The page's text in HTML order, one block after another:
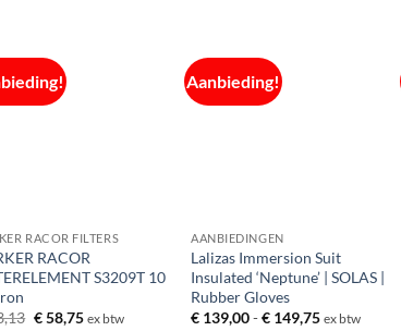
RACOR FILTERS
RACOR
S3209T 10
Oorspronkelijke
€58,75Huidige
ex btw
Aanbieding!
AANBIEDINGEN
Lalizas Immersion Suit
Insulated ‘Neptune’ | SOLAS |
Rubber Gloves
€ 139,00-€ 149,75Prijsklasse:
ex btw